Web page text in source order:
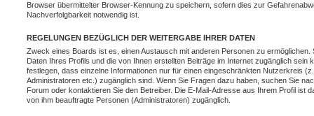
Browser übermittelter Browser-Kennung zu speichern, sofern dies zur
Nachverfolgbarkeit notwendig ist.
REGELUNGEN BEZÜGLICH DER WEITERGABE IHRER DATEN
Zweck eines Boards ist es, einen Austausch mit anderen Personen zu
Daten Ihres Profils und die von Ihnen erstellten Beiträge im Internet zugänglich sein
festlegen, dass einzelne Informationen nur für einen eingeschränkten Nutzerkreis
Administratoren etc.) zugänglich sind. Wenn Sie Fragen dazu haben, suchen Sie
Forum oder kontaktieren Sie den Betreiber. Die E-Mail-Adresse aus Ihrem Profil ist
von ihm beauftragte Personen (Administratoren) zugänglich.